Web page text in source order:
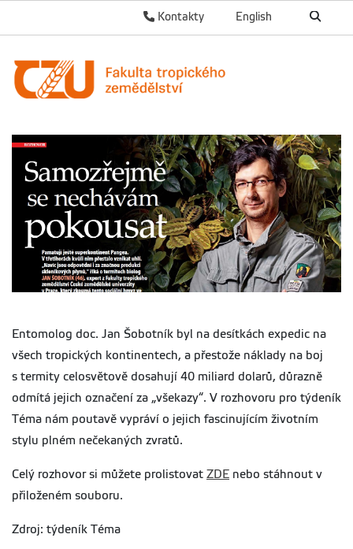
English
Kontakty
Entomolog doc. Jan Šobotník byl na desítkách expedic na
všech tropických kontinentech, a přestože náklady na boj
s termity celosvětově dosahují 40 miliard dolarů, důrazně
odmítá jejich označení za „všekazy“. V rozhovoru pro týdeník
Téma nám poutavě vypráví o jejich fascinujícím životním
stylu plném nečekaných zvratů.
Celý rozhovor si můžete prolistovat ZDE nebo stáhnout v
přiloženém souboru.
Zdroj: týdeník Téma